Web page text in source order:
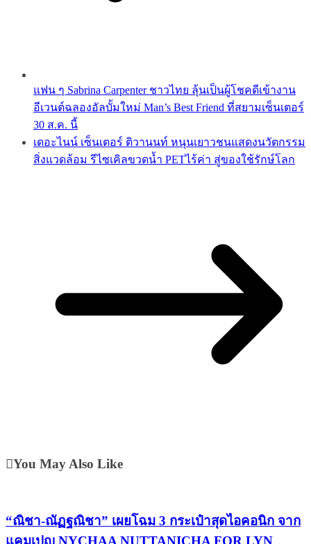
แฟน ๆ Sabrina Carpenter ชาวไทย ลุ้นเป็นผู้โชคดีเข้างาน
อีเวนต์ฉลองอัลบั้มใหม่ Man’s Best Friend ที่สยามเซ็นเตอร์
30 ส.ค. นี้
เดอะไนน์ เซ็นเตอร์ ติวานนท์ หนุนเยาวชนแสดงนวัตกรรม
สิ่งแวดล้อม รีไซเคิลขวดน้ำ PETไร้ค่า สู่ของใช้รักษ์โลก
You May Also Like
“ณิชา-ณัฏฐณิชา” เผยโฉม 3 กระเป๋าสุดไอคอนิก จาก
แคมเปญ NYCHAA NUTTANICHA FOR LYN